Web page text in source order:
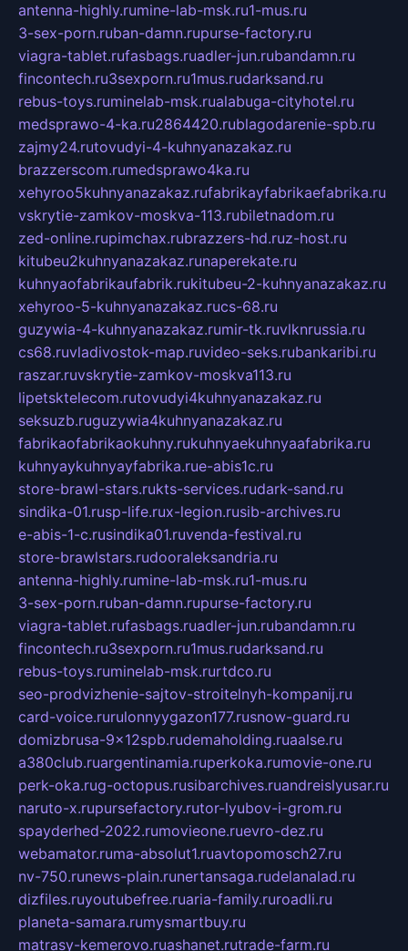
antenna-highly.rumine-lab-msk.ru1-mus.ru
3-sex-porn.ruban-damn.rupurse-factory.ru
viagra-tablet.rufasbags.ruadler-jun.rubandamn.ru
fincontech.ru3sexporn.ru1mus.rudarksand.ru
rebus-toys.ruminelab-msk.rualabuga-cityhotel.ru
medsprawo-4-ka.ru2864420.rublagodarenie-spb.ru
zajmy24.rutovudyi-4-kuhnyanazakaz.ru
brazzerscom.rumedsprawo4ka.ru
xehyroo5kuhnyanazakaz.rufabrikayfabrikaefabrika.ru
vskrytie-zamkov-moskva-113.rubiletnadom.ru
zed-online.rupimchax.rubrazzers-hd.ruz-host.ru
kitubeu2kuhnyanazakaz.runaperekate.ru
kuhnyaofabrikaufabrik.rukitubeu-2-kuhnyanazakaz.ru
xehyroo-5-kuhnyanazakaz.rucs-68.ru
guzywia-4-kuhnyanazakaz.rumir-tk.ruvlknrussia.ru
cs68.ruvladivostok-map.ruvideo-seks.rubankaribi.ru
raszar.ruvskrytie-zamkov-moskva113.ru
lipetsktelecom.rutovudyi4kuhnyanazakaz.ru
seksuzb.ruguzywia4kuhnyanazakaz.ru
fabrikaofabrikaokuhny.rukuhnyaekuhnyaafabrika.ru
kuhnyaykuhnyayfabrika.rue-abis1c.ru
store-brawl-stars.rukts-services.rudark-sand.ru
sindika-01.rusp-life.rux-legion.rusib-archives.ru
e-abis-1-c.rusindika01.ruvenda-festival.ru
store-brawlstars.rudooraleksandria.ru
antenna-highly.rumine-lab-msk.ru1-mus.ru
3-sex-porn.ruban-damn.rupurse-factory.ru
viagra-tablet.rufasbags.ruadler-jun.rubandamn.ru
fincontech.ru3sexporn.ru1mus.rudarksand.ru
rebus-toys.ruminelab-msk.rurtdco.ru
seo-prodvizhenie-sajtov-stroitelnyh-kompanij.ru
card-voice.rurulonnyygazon177.rusnow-guard.ru
domizbrusa-9x12spb.rudemaholding.ruaalse.ru
a380club.ruargentinamia.ruperkoka.rumovie-one.ru
perk-oka.rug-octopus.rusibarchives.ruandreislyusar.ru
naruto-x.rupursefactory.rutor-lyubov-i-grom.ru
spayderhed-2022.rumovieone.ruevro-dez.ru
webamator.ruma-absolut1.ruavtopomosch27.ru
nv-750.runews-plain.runertansaga.rudelanalad.ru
dizfiles.ruyoutubefree.ruaria-family.ruroadli.ru
planeta-samara.rumysmartbuy.ru
matrasy-kemerovo.ruashanet.rutrade-farm.ru